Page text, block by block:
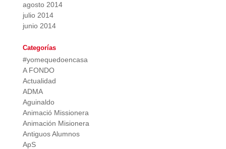
agosto 2014
julio 2014
junio 2014
Categorías
#yomequedoencasa
A FONDO
Actualidad
ADMA
Aguinaldo
Animació Missionera
Animación Misionera
Antiguos Alumnos
ApS